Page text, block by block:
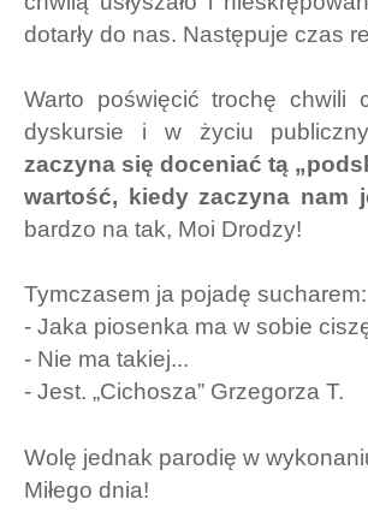
dotarły do nas. Następuje czas
Warto poświęcić trochę chwili
dyskursie i w życiu
zaczyna się doceniać tą
wartość, kiedy zaczyna nam
bardzo na tak, Moi Drodzy!
Tymczasem ja pojadę sucharem:
- Jaka piosenka ma w sobie
- Nie ma takiej...
- Jest. „Cichosza” Grzegorza T.
Wolę jednak parodię w
Miłego dnia!